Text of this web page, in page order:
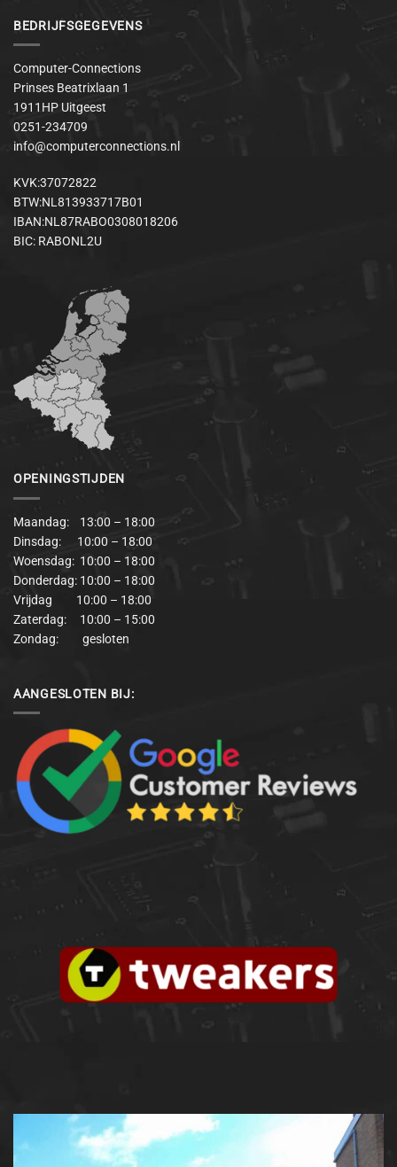
BEDRIJFSGEGEVENS
Computer-Connections
Prinses Beatrixlaan 1
1911HP Uitgeest
0251-234709
info@computerconnections.nl
KVK:37072822
BTW:NL813933717B01
IBAN:NL87RABO0308018206
BIC: RABONL2U
OPENINGSTIJDEN
Maandag: 13:00 – 18:00
Dinsdag: 10:00 – 18:00
Woensdag: 10:00 – 18:00
Donderdag: 10:00 – 18:00
Vrijdag 10:00 – 18:00
Zaterdag: 10:00 – 15:00
Zondag: gesloten
AANGESLOTEN BIJ: